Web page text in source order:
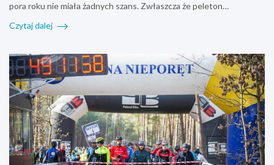
pora roku nie miała żadnych szans. Zwłaszcza że peleton…
Czytaj dalej